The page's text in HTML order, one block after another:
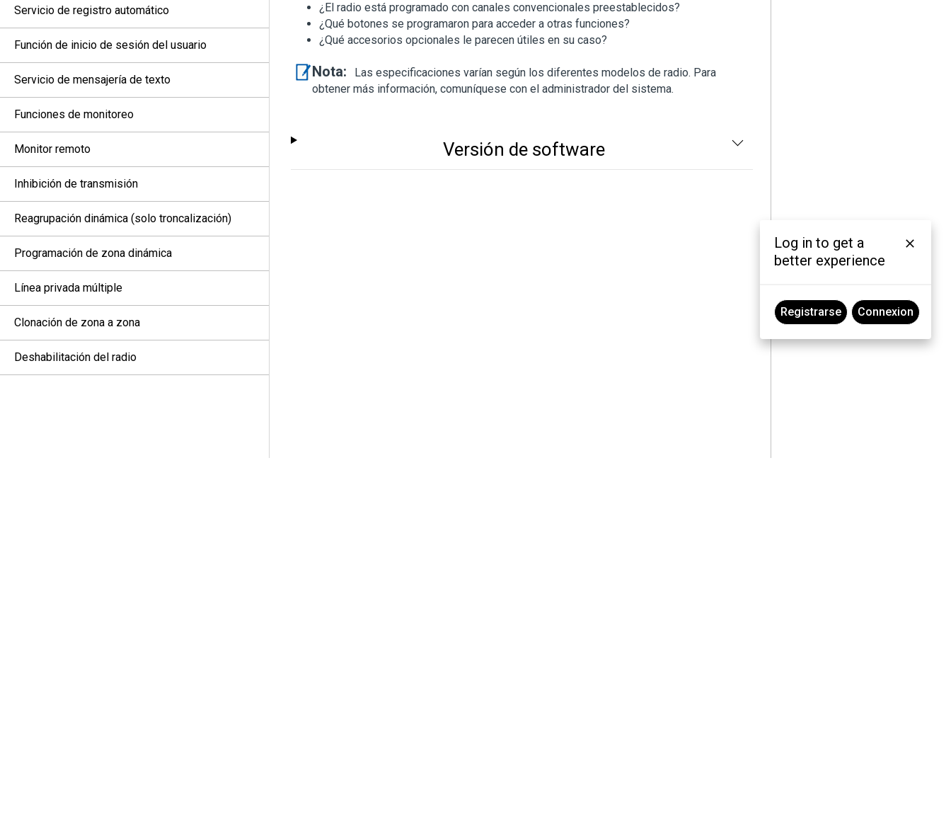
Servicio de registro automático
Función de inicio de sesión del usuario
Servicio de mensajería de texto
Funciones de monitoreo
Monitor remoto
Inhibición de transmisión
Reagrupación dinámica (solo troncalización)
Programación de zona dinámica
Línea privada múltiple
Clonación de zona a zona
Deshabilitación del radio
¿El radio está programado con canales convencionales preestablecidos?
¿Qué botones se programaron para acceder a otras funciones?
¿Qué accesorios opcionales le parecen útiles en su caso?
Nota:
Las especificaciones varían según los diferentes modelos de radio. Para
obtener más información, comuníquese con el administrador del sistema.
Versión de software
Log in to get a
better experience
Registrarse Connexion